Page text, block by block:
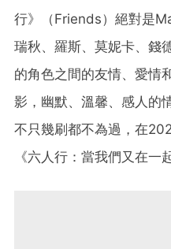
行》（Friends）絕對是
瑞秋、羅斯、莫妮卡、錢
的角色之間的友情、愛情
影，幽默、溫馨、感人的
不只幾刷都不為過，在
《六人行：當我們又在一